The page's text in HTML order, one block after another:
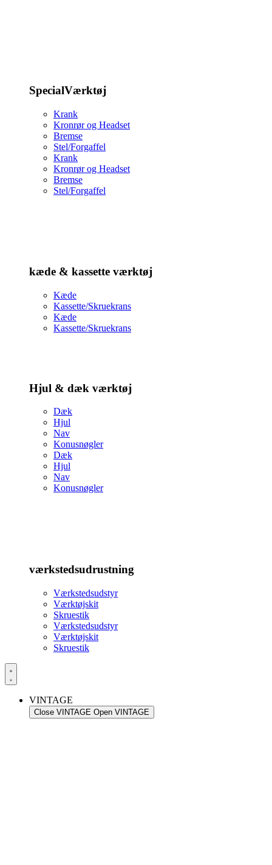
SpecialVærktøj
Krank
Kronrør og Headset
Bremse
Stel/Forgaffel
Krank
Kronrør og Headset
Bremse
Stel/Forgaffel
kæde & kassette værktøj
Kæde
Kassette/Skruekrans
Kæde
Kassette/Skruekrans
Hjul & dæk værktøj
Dæk
Hjul
Nav
Konusnøgler
Dæk
Hjul
Nav
Konusnøgler
værkstedsudrustning
Værkstedsudstyr
Værktøjskit
Skruestik
Værkstedsudstyr
Værktøjskit
Skruestik
VINTAGE
Close VINTAGE Open VINTAGE